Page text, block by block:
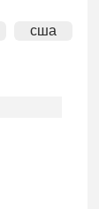
сша